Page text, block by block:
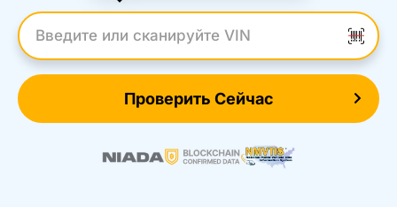
Введите VIN
Проверить Сейчас